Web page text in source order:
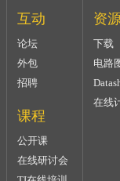
互动
论坛
外包
招聘
课程
公开课
在线研讨会
资
下载
电路
在线